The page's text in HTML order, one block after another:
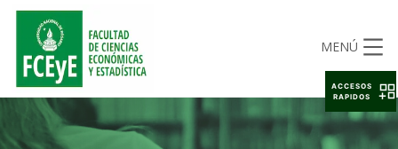
MENÚ
ACCESOS
RAPIDOS